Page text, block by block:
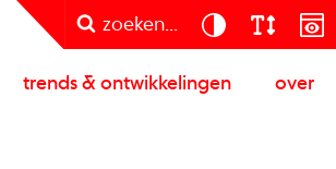
zoeken...
trends & ontwikkelingen over